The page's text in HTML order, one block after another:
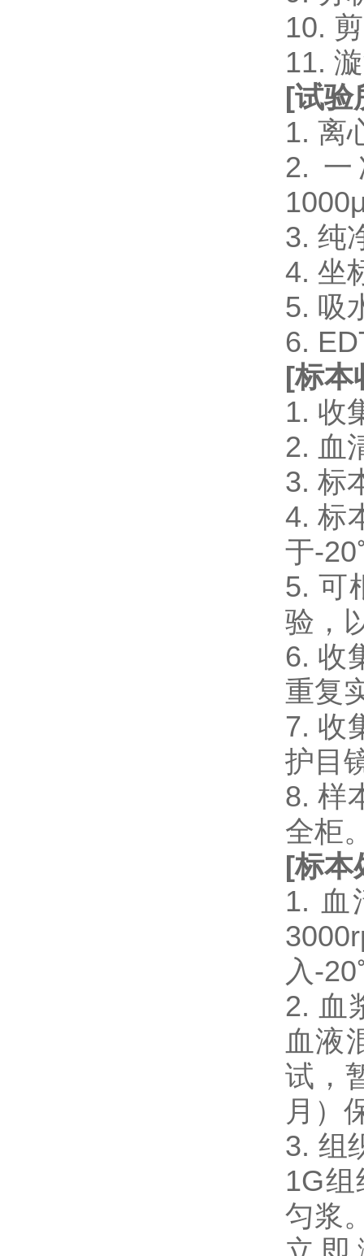
10.
11.
[试验
1. 离
2. 一
3. 纯
4. 坐
5. 吸
6.
[标本
1. 收
2. 血
3. 标
4. 标
于-
5. 可
验，
6. 收
重复
7. 收
护目
8. 样
全柜
[标本
1. 血
入-
2. 血
血液
试，
月）
3. 组
1G
匀浆